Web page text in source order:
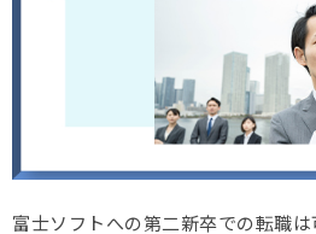
富士ソフトへの第二新卒での転職